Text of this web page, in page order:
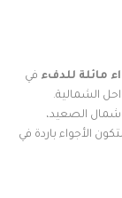
مائلة للدفء في
الشمالية.
الصعيد،
الأجواء باردة في